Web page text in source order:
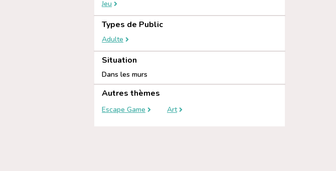
Jeu
Types de Public
Adulte
Situation
Dans les murs
Autres thèmes
Escape Game Art